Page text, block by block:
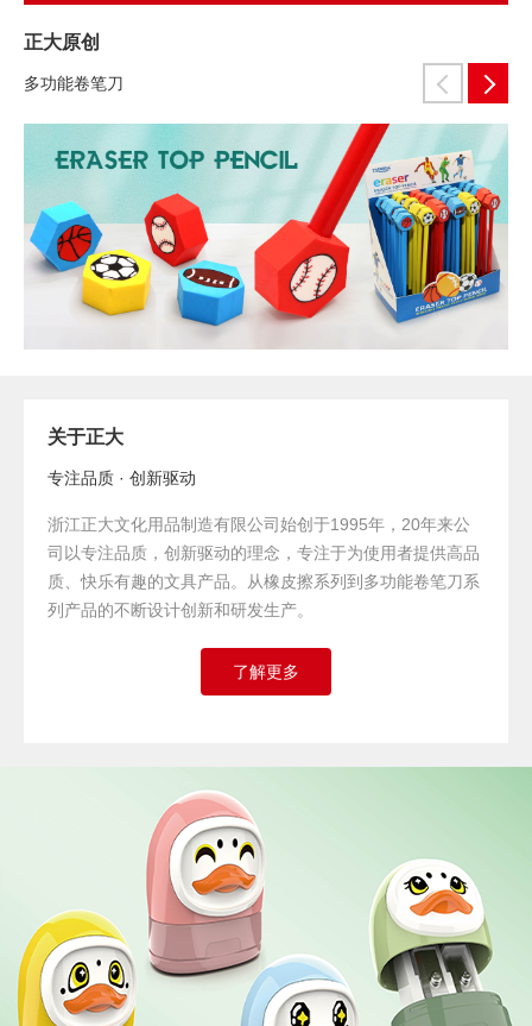
正大原创
多功能卷笔刀
关于正大
专注品质 · 创新驱动
浙江正大文化用品制造有限公司始创于1995年，20年来公
司以专注品质，创新驱动的理念，专注于为使用者提供高品
质、快乐有趣的文具产品。从橡皮擦系列到多功能卷笔刀系
列产品的不断设计创新和研发生产。
了解更多